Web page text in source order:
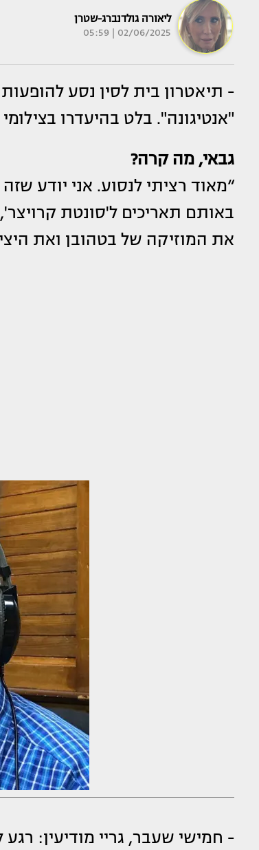
ליאורה גולדנברג-שטרן
02/06/2025 | 05:59
- תיאטרון בית לסין נסע
"אנטיגונה". בלט בהיעדרו
גבאי, מה קרה?
“מאוד רציתי לנסוע. אני יודע
באותם תאריכים ל'סונטת
את המוזיקה של בטהובן ואת
- חמישי שעבר, גריי מודיעין: רגע